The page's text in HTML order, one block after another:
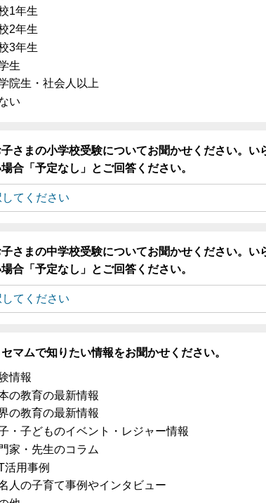
1年生
2年生
3年生
生
院生・社会人以上
い
子さまの小学校受験についてお聞かせください。い
合「予定なし」とご回答ください。
子さまの中学校受験についてお聞かせください。い
合「予定なし」とご回答ください。
セマムで知りたい情報をお聞かせください。
情報
の教育の最新情報
の教育の最新情報
・子どものイベント・レジャー情報
家・先生のコラム
活用事例
人の子育て事例やインタビュー